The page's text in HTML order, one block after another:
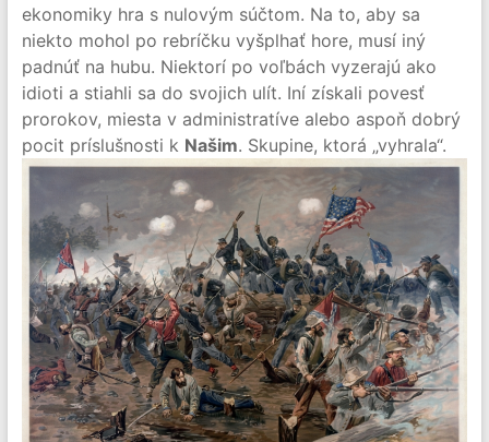
ekonomiky hra s nulovým súčtom. Na to, aby sa
niekto mohol po rebríčku vyšplhať hore, musí iný
padnúť na hubu. Niektorí po voľbách vyzerajú ako
idioti a stiahli sa do svojich ulít. Iní získali povesť
prorokov, miesta v administratíve alebo aspoň dobrý
pocit príslušnosti k Našim. Skupine, ktorá „vyhrala“.